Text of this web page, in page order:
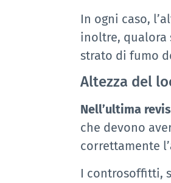
In ogni caso,
inoltre,
strato di fumo
Altezza del
Nell’ultima
che devono
correttamente
I controsoffitti,